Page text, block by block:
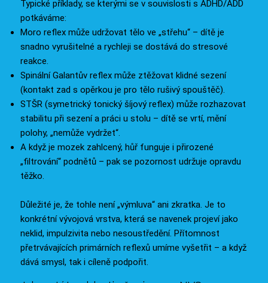
Typické příklady, se kterými se v souvislosti s ADHD/ADD
potkáváme:
Moro reflex může udržovat tělo ve „střehu“ – dítě je
snadno vyrušitelné a rychleji se dostává do stresové
reakce.
Spinální Galantův reflex může ztěžovat klidné sezení
(kontakt zad s opěrkou je pro tělo rušivý spouštěč).
STŠR (symetrický tonický šíjový reflex) může rozhazovat
stabilitu při sezení a práci u stolu – dítě se vrtí, mění
polohy, „nemůže vydržet“.
A když je mozek zahlcený, hůř funguje i přirozené
„filtrování“ podnětů – pak se pozornost udržuje opravdu
těžko.
Důležité je, že tohle není „výmluva“ ani zkratka. Je to
konkrétní vývojová vrstva, která se navenek projeví jako
neklid, impulzivita nebo nesoustředění. Přítomnost
přetrvávajících primárních reflexů umíme vyšetřit – a když
dává smysl, tak i cíleně podpořit.